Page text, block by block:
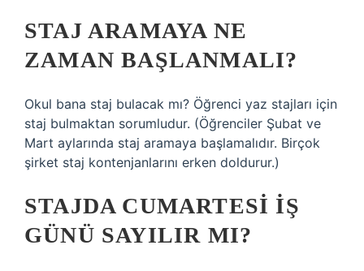
STAJ ARAMAYA NE
ZAMAN BAŞLANMALI?
Okul bana staj bulacak mı? Öğrenci yaz stajları için
staj bulmaktan sorumludur. (Öğrenciler Şubat ve
Mart aylarında staj aramaya başlamalıdır. Birçok
şirket staj kontenjanlarını erken doldurur.)
STAJDA CUMARTESI IŞ
GÜNÜ SAYILIR MI?